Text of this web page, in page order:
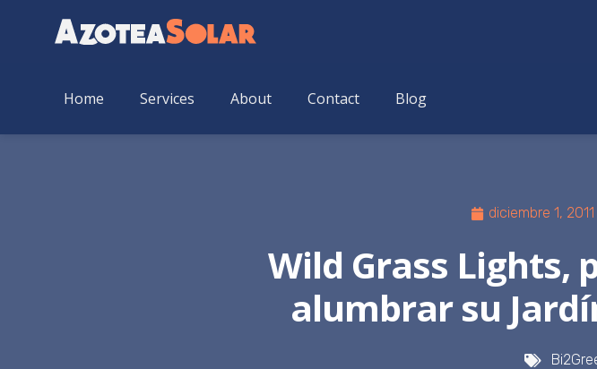
Home Services About Contact Blog
diciembre 1, 2011
Wild Grass Lights,
alumbrar su